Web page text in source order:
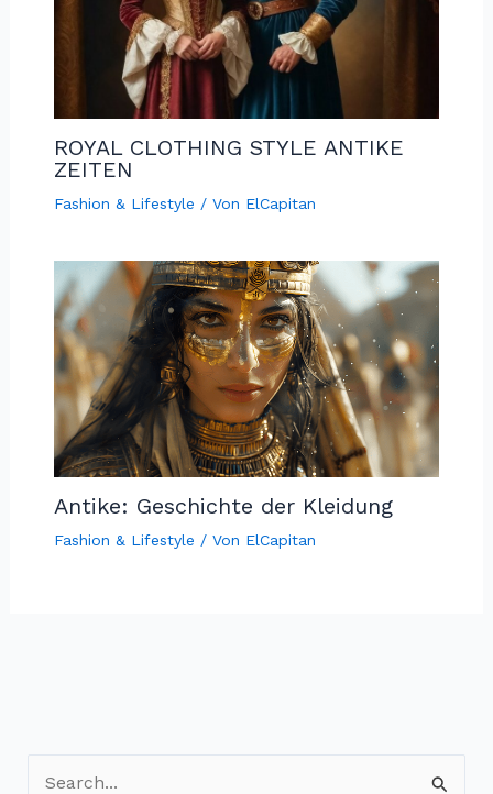
ROYAL CLOTHING STYLE ANTIKE
ZEITEN
Fashion & Lifestyle / Von ElCapitan
Antike: Geschichte der Kleidung
Fashion & Lifestyle / Von ElCapitan